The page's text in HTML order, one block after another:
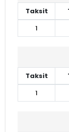
Taksit
1
Taksit
1